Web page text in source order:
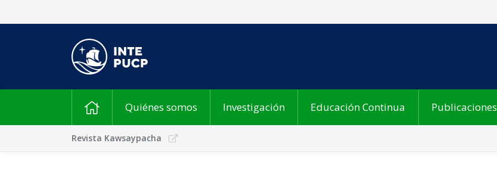
Quiénes somos Investigación Educación Continua Publicaciones
Revista Kawsaypacha